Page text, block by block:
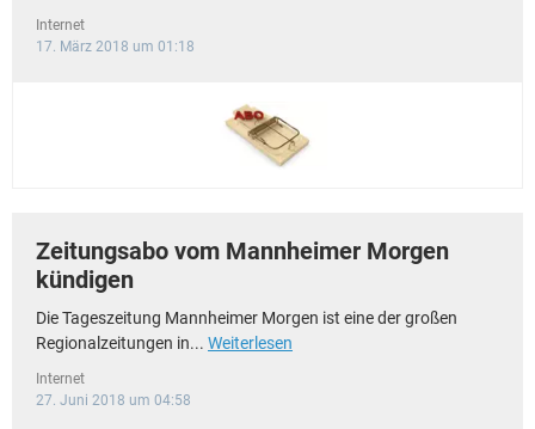
Internet
17. März 2018 um 01:18
Zeitungsabo vom Mannheimer Morgen
kündigen
Die Tageszeitung Mannheimer Morgen ist eine der großen
Regionalzeitungen in... Weiterlesen
Internet
27. Juni 2018 um 04:58